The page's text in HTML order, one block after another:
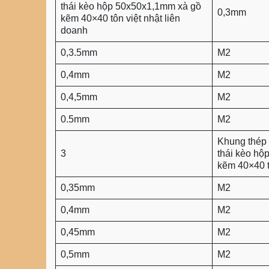
thái kèo hộp 50x50x1,1mm xà gồ
kẽm 40×40 tôn việt nhật liên
doanh
0,3mm
0,3.5mm M2
0,4mm M2
0,4,5mm M2
0.5mm M2
3
Khung
thái kèo
kẽm 40×40
0,35mm M2
0,4mm M2
0,45mm M2
0,5mm M2